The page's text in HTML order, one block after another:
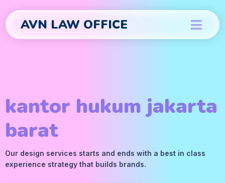
AVN LAW OFFICE
kantor hukum jakarta
barat
Our design services starts and ends with a best in class
experience strategy that builds brands.